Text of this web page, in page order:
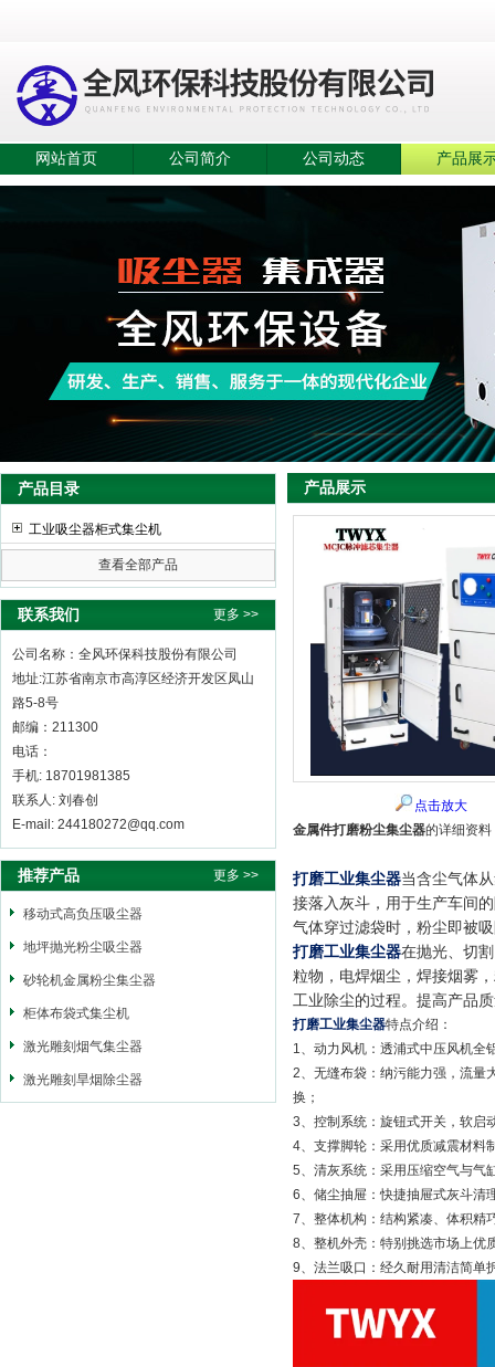
网站首页 公司简介 公司动态 产品展
产品目录
工业吸尘器柜式集尘机
查看全部产品
联系我们 更多 >>
公司名称：全风环保科技股份有限公司
地址:江苏省南京市高淳区经济开发区凤山
路5-8号
邮编：211300
电话：
手机: 18701981385
联系人: 刘春创
E-mail: 244180272@qq.com
推荐产品 更多 >>
移动式高负压吸尘器
地坪抛光粉尘吸尘器
砂轮机金属粉尘集尘器
柜体布袋式集尘机
激光雕刻烟气集尘器
激光雕刻旱烟除尘器
产品展示
点击放大
金属件打磨粉尘集尘器的详细资料
打磨工业集尘器当含尘气体
接落入灰斗，用于生产车间
气体穿过滤袋时，粉尘即被
打磨工业集尘器在抛光、切
粒物，电焊烟尘，焊接烟雾
工业除尘的过程。提高产品
打磨工业集尘器特点介绍：
1、动力风机：透浦式中压风机全
2、无缝布袋：纳污能力强，流量
换；
3、控制系统：旋钮式开关，软启
4、支撑脚轮：采用优质减震材料
5、清灰系统：采用压缩空气与气
6、储尘抽屉：快捷抽屉式灰斗清
7、整体机构：结构紧凑、体积精
8、整机外壳：特别挑选市场上优
9、法兰吸口：经久耐用清洁简单